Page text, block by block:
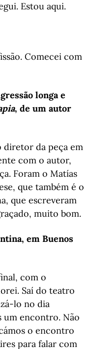
Estou aqui.
Comecei com
longa e
, de um autor
diretor da peça em
com o autor,
Foram o Matías
que também é o
que escreveram
muito bom.
em Buenos
com o
Saí do teatro
lo no dia
um encontro. Não
o encontro
para falar com